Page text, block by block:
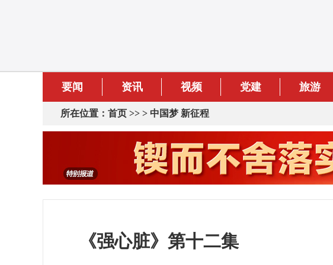
要闻 资讯 视频 党建 旅游
所在位置： 首页 >> > 中国梦 新征程
《强心脏》第十二集